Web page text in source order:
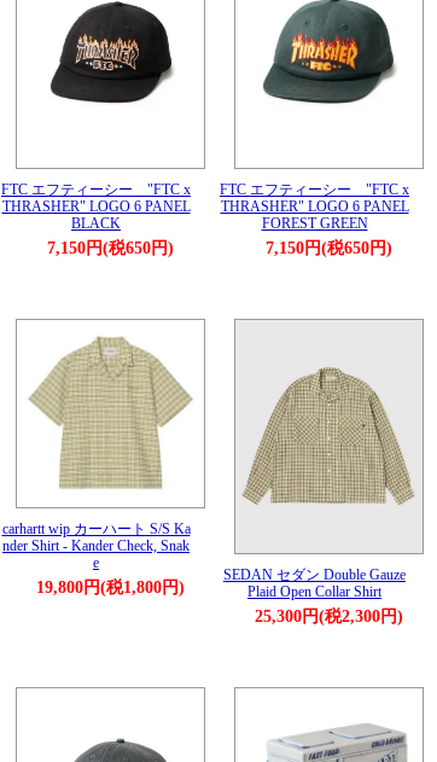
FTC エフティーシー "FTC x
THRASHER" LOGO 6 PANEL
BLACK
7,150円(税650円)
FTC エフティーシー "FTC x
THRASHER" LOGO 6 PANEL
FOREST GREEN
7,150円(税650円)
carhartt wip カーハート S/S Ka
nder Shirt - Kander Check, Snak
e
19,800円(税1,800円)
SEDAN セダン Double Gauze
Plaid Open Collar Shirt
25,300円(税2,300円)